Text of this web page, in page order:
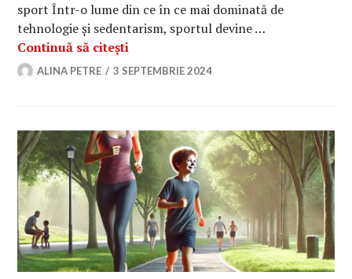
sport Într-o lume din ce în ce mai dominată de
tehnologie și sedentarism, sportul devine …
Continuă să citești
ALINA PETRE 3 SEPTEMBRIE 2024